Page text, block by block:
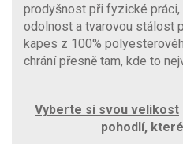
prodyšnost při fyzické
odolnost a tvarovou stálost
kapes z 100%
chrání přesně tam, kde to
Vyberte si svou velikost
pohodlí,